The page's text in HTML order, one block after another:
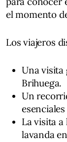
el momento
Los viajeros
Una visita
Brihuega.
Un
La visita
lavanda